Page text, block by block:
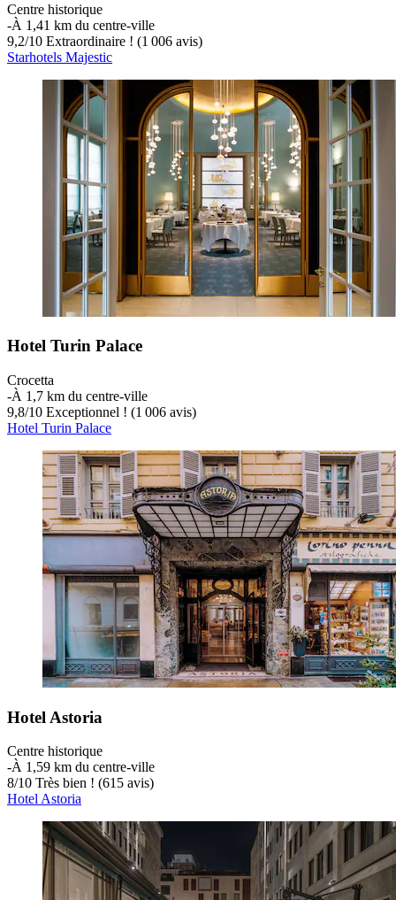
Centre historique
‐À 1,41 km du centre-ville
9,2/10 Extraordinaire ! (1 006 avis)
Starhotels Majestic
Hotel Turin Palace
Crocetta
‐À 1,7 km du centre-ville
9,8/10 Exceptionnel ! (1 006 avis)
Hotel Turin Palace
Hotel Astoria
Centre historique
‐À 1,59 km du centre-ville
8/10 Très bien ! (615 avis)
Hotel Astoria